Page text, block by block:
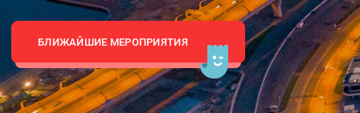
БЛИЖАЙШИЕ МЕРОПРИЯТИЯ